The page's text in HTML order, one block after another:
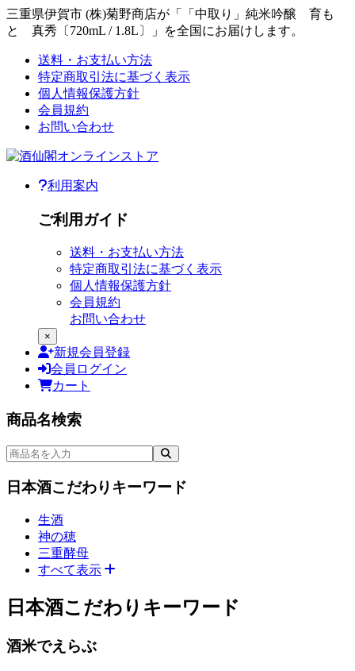
三重県伊賀市 (株)菊野商店が「「中取り」純米吟醸 育も
と 真秀〔720mL / 1.8L〕」を全国にお届けします。
本文へジャンプ
ご利用ガイド
送料・お支払い方法
特定商取引法に基づく表示
個人情報保護方針
会員規約
お問い合わせ
ご利用メニュー
利用案内
ご利用ガイド
送料・お支払い方法
特定商取引法に基づく表示
個人情報保護方針
会員規約
お問い合わせ
×
新規会員登録
会員 ログイン
カート
商品をさがす（1）
商品名検索
日本酒こだわりキーワード
生酒
神の穂
三重酵母
すべて表示
次のメニューへジャンプ
日本酒こだわりキーワード
酒米でえらぶ